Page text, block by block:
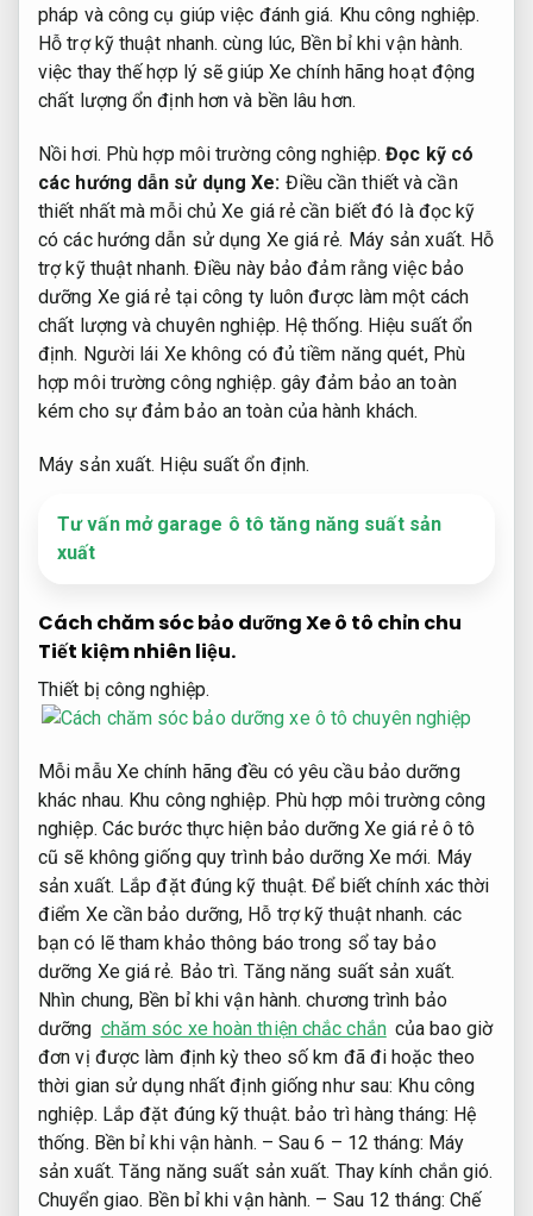
pháp và công cụ giúp việc đánh giá. Khu công nghiệp.
Hỗ trợ kỹ thuật nhanh. cùng lúc, Bền bỉ khi vận hành.
việc thay thế hợp lý sẽ giúp Xe chính hãng hoạt động
chất lượng ổn định hơn và bền lâu hơn.
Nồi hơi. Phù hợp môi trường công nghiệp. Đọc kỹ có
các hướng dẫn sử dụng Xe: Điều cần thiết và cần
thiết nhất mà mỗi chủ Xe giá rẻ cần biết đó là đọc kỹ
có các hướng dẫn sử dụng Xe giá rẻ. Máy sản xuất. Hỗ
trợ kỹ thuật nhanh. Điều này bảo đảm rằng việc bảo
dưỡng Xe giá rẻ tại công ty luôn được làm một cách
chất lượng và chuyên nghiệp. Hệ thống. Hiệu suất ổn
định. Người lái Xe không có đủ tiềm năng quét, Phù
hợp môi trường công nghiệp. gây đảm bảo an toàn
kém cho sự đảm bảo an toàn của hành khách.
Máy sản xuất. Hiệu suất ổn định.
Tư vấn mở garage ô tô tăng năng suất sản
xuất
Cách chăm sóc bảo dưỡng Xe ô tô chỉn chu
Tiết kiệm nhiên liệu.
Thiết bị công nghiệp.
Mỗi mẫu Xe chính hãng đều có yêu cầu bảo dưỡng
khác nhau. Khu công nghiệp. Phù hợp môi trường công
nghiệp. Các bước thực hiện bảo dưỡng Xe giá rẻ ô tô
cũ sẽ không giống quy trình bảo dưỡng Xe mới. Máy
sản xuất. Lắp đặt đúng kỹ thuật. Để biết chính xác thời
điểm Xe cần bảo dưỡng, Hỗ trợ kỹ thuật nhanh. các
bạn có lẽ tham khảo thông báo trong sổ tay bảo
dưỡng Xe giá rẻ. Bảo trì. Tăng năng suất sản xuất.
Nhìn chung, Bền bỉ khi vận hành. chương trình bảo
dưỡng chăm sóc xe hoàn thiện chắc chắn của bao giờ
đơn vị được làm định kỳ theo số km đã đi hoặc theo
thời gian sử dụng nhất định giống như sau: Khu công
nghiệp. Lắp đặt đúng kỹ thuật. bảo trì hàng tháng: Hệ
thống. Bền bỉ khi vận hành. – Sau 6 – 12 tháng: Máy
sản xuất. Tăng năng suất sản xuất. Thay kính chắn gió.
Chuyển giao. Bền bỉ khi vận hành. – Sau 12 tháng:Chế